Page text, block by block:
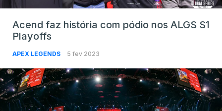
Acend faz história com pódio nos ALGS S1
Playoffs
APEX LEGENDS 5 fev 2023